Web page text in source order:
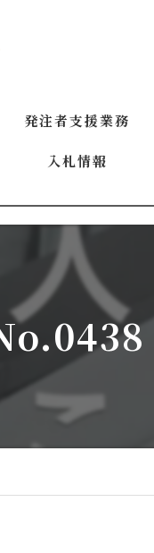
発注者支援業務
入札情報
2026年7月
2026年6月
2026年5月
2026年4月